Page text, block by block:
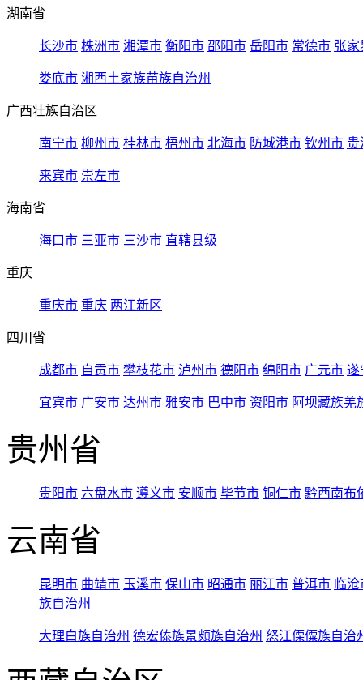
湖南省
长沙市 株洲市 湘潭市 衡阳市 邵阳市 岳阳市 常德市 张家
娄底市 湘西土家族苗族自治州
广西壮族自治区
南宁市 柳州市 桂林市 梧州市 北海市 防城港市 钦州市 贵
来宾市 崇左市
海南省
海口市 三亚市 三沙市 直辖县级
重庆
重庆市 重庆 两江新区
四川省
成都市 自贡市 攀枝花市 泸州市 德阳市 绵阳市 广元市 遂
宜宾市 广安市 达州市 雅安市 巴中市 资阳市 阿坝藏族羌
贵州省
贵阳市 六盘水市 遵义市 安顺市 毕节市 铜仁市 黔西南布
云南省
昆明市 曲靖市 玉溪市 保山市 昭通市 丽江市 普洱市 临
族自治州
大理白族自治州 德宏傣族景颇族自治州 怒江傈僳族自治